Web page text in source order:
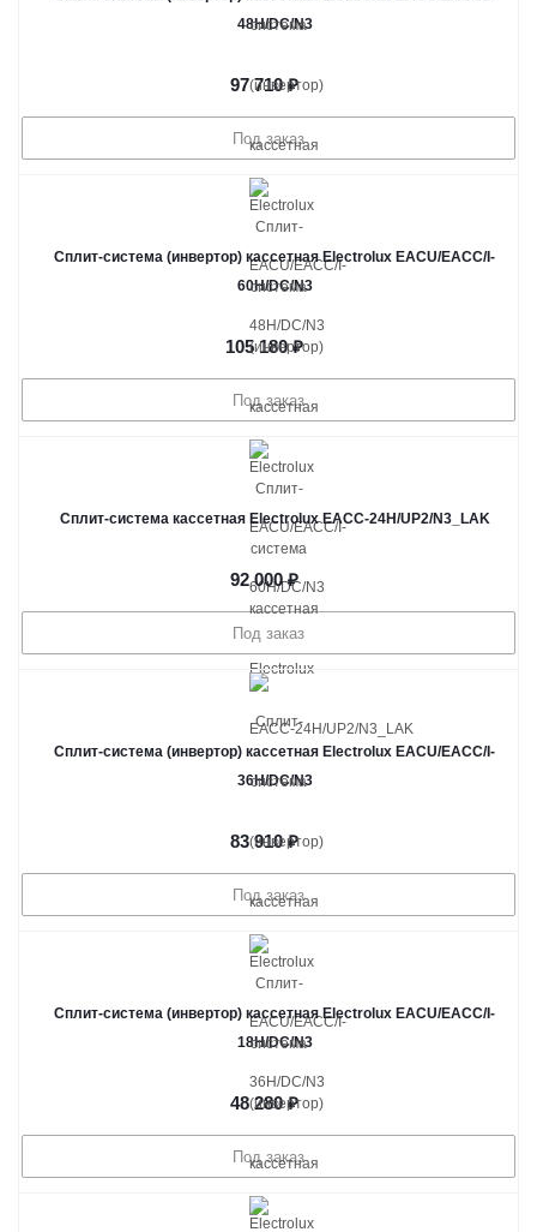
48H/DC/N3
97 710₽
Под заказ
Сплит-система (инвертор) кассетная Electrolux EACU/EACС/I-
60H/DC/N3
105 180₽
Под заказ
Сплит-система кассетная Electrolux EACС-24H/UP2/N3_LAK
92 000₽
Под заказ
Сплит-система (инвертор) кассетная Electrolux EACU/EACС/I-
36H/DC/N3
83 910₽
Под заказ
Сплит-система (инвертор) кассетная Electrolux EACU/EACС/I-
18H/DC/N3
48 280₽
Под заказ